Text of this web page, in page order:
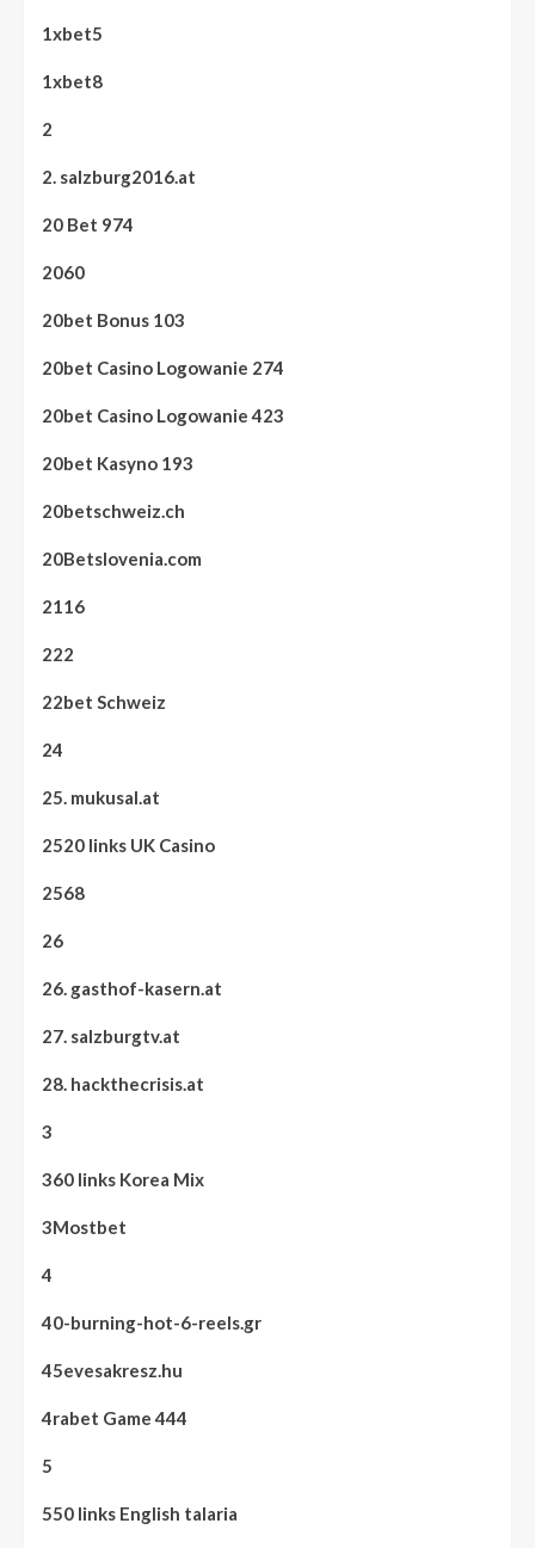
1xbet5
1xbet8
2
2. salzburg2016.at
20 Bet 974
2060
20bet Bonus 103
20bet Casino Logowanie 274
20bet Casino Logowanie 423
20bet Kasyno 193
20betschweiz.ch
20Betslovenia.com
2116
222
22bet Schweiz
24
25. mukusal.at
2520 links UK Casino
2568
26
26. gasthof-kasern.at
27. salzburgtv.at
28. hackthecrisis.at
3
360 links Korea Mix
3Mostbet
4
40-burning-hot-6-reels.gr
45evesakresz.hu
4rabet Game 444
5
550 links English talaria